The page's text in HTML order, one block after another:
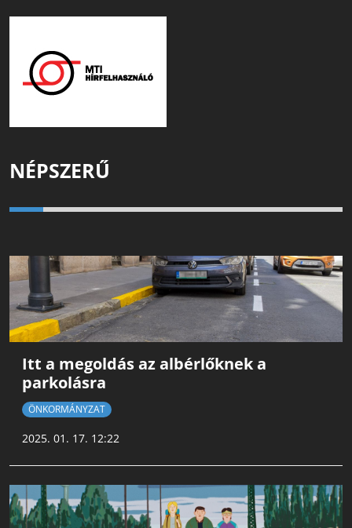
NÉPSZERŰ
Itt a megoldás az albérlőknek a
parkolásra
ÖNKORMÁNYZAT
2025. 01. 17. 12:22